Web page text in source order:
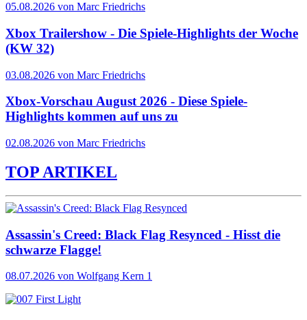
05.08.2026 von Marc Friedrichs
Xbox Trailershow - Die Spiele-Highlights der Woche
(KW 32)
03.08.2026 von Marc Friedrichs
Xbox-Vorschau August 2026 - Diese Spiele-
Highlights kommen auf uns zu
02.08.2026 von Marc Friedrichs
TOP ARTIKEL
Assassin's Creed: Black Flag Resynced - Hisst die
schwarze Flagge!
08.07.2026 von Wolfgang Kern 1